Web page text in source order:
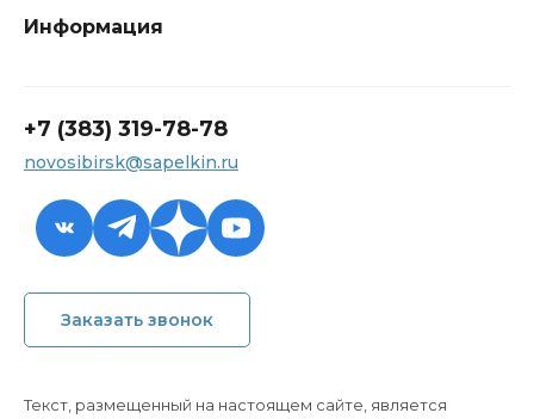
+7 (383) 319-78-78
novosibirsk@sapelkin.ru
Обратный звонок
Информация
+7 (383) 319-78-78
novosibirsk@sapelkin.ru
Заказать звонок
Текст, размещенный на настоящем сайте, является